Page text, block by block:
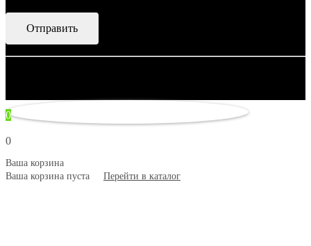
0
0
Ваша корзина
Ваша корзина пуста
Перейти в каталог